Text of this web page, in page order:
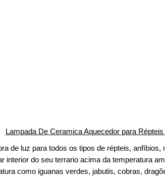
Lampada De Ceramica Aquecedor para
de luz para todos os tipos de répteis,
do seu terrario acima da temperatura
como iguanas verdes, jabutis, cobras,